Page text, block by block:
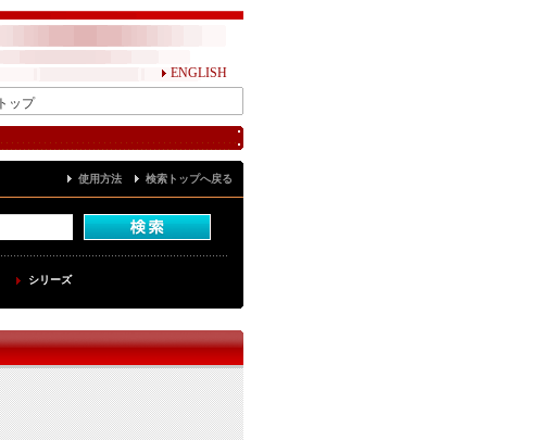
ENGLISH
トップ
使用方法 検索トップへ戻る
シリーズ